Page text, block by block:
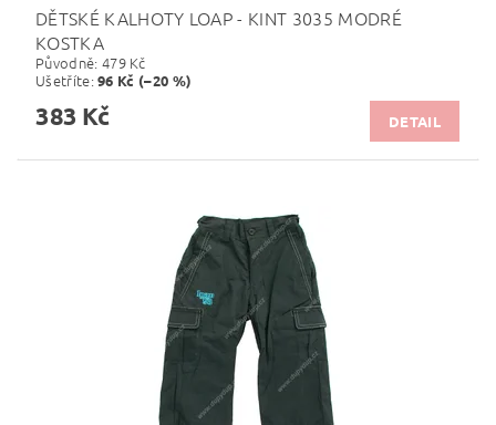
DĚTSKÉ KALHOTY LOAP - KINT 3035 MODRÉ
KOSTKA
Původně: 479 Kč
Ušetříte:96 Kč (–20 %)
383 Kč DETAIL